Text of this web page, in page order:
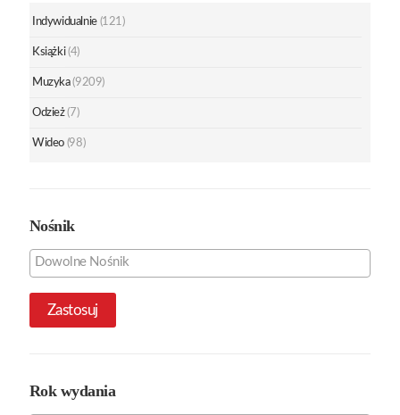
Indywidualnie (121)
Książki (4)
Muzyka (9209)
Odzież (7)
Wideo (98)
Nośnik
Zastosuj
Rok wydania